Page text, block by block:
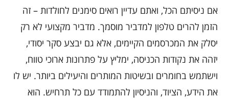
אם ניסיתם הכל, ואתם עדיין רואים סימנים לחולדות – זה
הזמן להרים טלפון למדביר מוסמך. מדביר מקצועי לא רק
יסלק את המכרסמים הקיימים, אלא גם יבצע סקר יסודי,
יזהה את נקודות הכניסה, ימליץ על פתרונות ארוכי טווח,
וישתמש בחומרים ובשיטות המותרים והיעילים ביותר. יש לו
את הידע, הציוד, והניסיון להתמודד עם כל תרחיש. הוא